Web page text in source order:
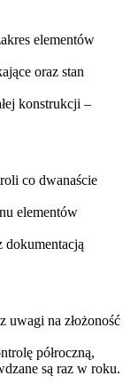
elementów
oraz stan
konstrukcji –
co dwanaście
elementów
dokumentacją
uwagi na złożoność
półroczną,
są raz w roku.